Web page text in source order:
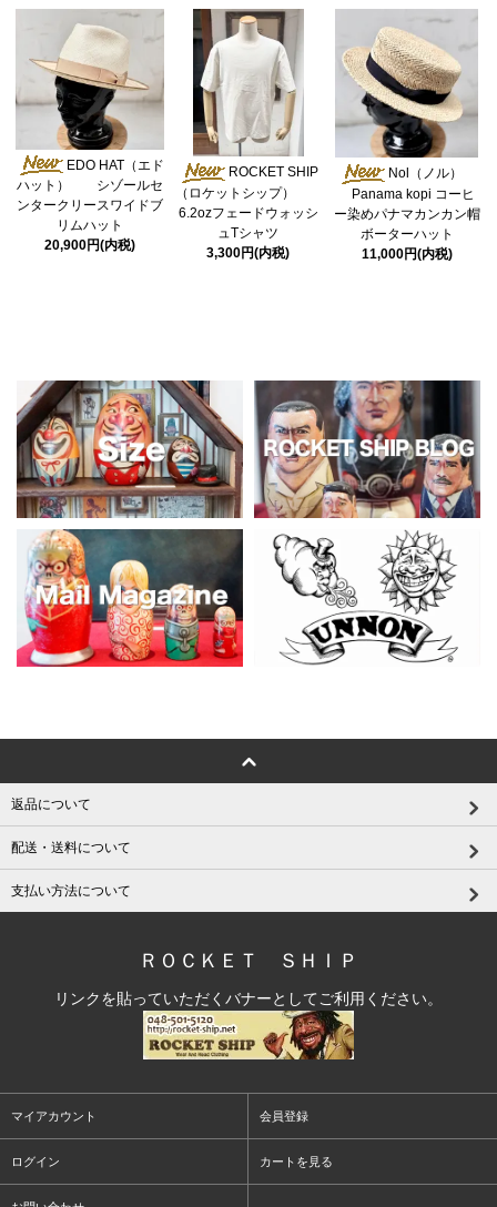
EDO HAT（エド
ハット） シゾールセ
ンタークリースワイドブ
リムハット
20,900円(内税)
ROCKET SHIP
（ロケットシップ）
6.2ozフェードウォッシ
ュTシャツ
3,300円(内税)
Nol（ノル）
Panama kopi コーヒ
ー染めパナマカンカン帽
ボーターハット
11,000円(内税)
返品について
配送・送料について
支払い方法について
ＲＯＣＫＥＴ ＳＨＩＰ
リンクを貼っていただくバナーとしてご利用ください。
マイアカウント 会員登録
ログイン カートを見る